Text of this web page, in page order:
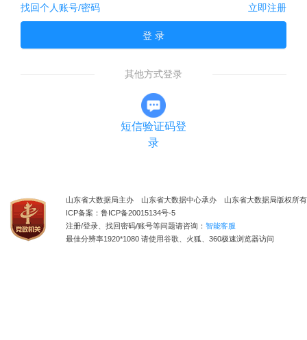
找回个人账号/密码 立即注册
登 录
其他方式登录
短信验证码登
录
山东省大数据局主办 山东省大数据中心承办 山东省大数据局版权所有
ICP备案：鲁ICP备20015134号-5
注册/登录、找回密码/账号等问题请咨询： 智能客服
最佳分辨率1920*1080 请使用谷歌、火狐、360极速浏览器访问